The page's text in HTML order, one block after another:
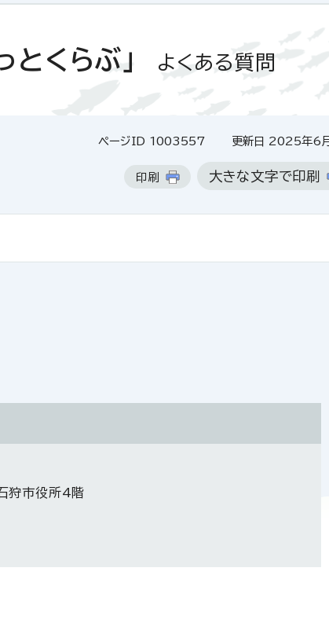
くらぶ」 よくある質問
ページID 1003557 更新日 2025年6
印刷 大きな文字で印刷
市役所4階